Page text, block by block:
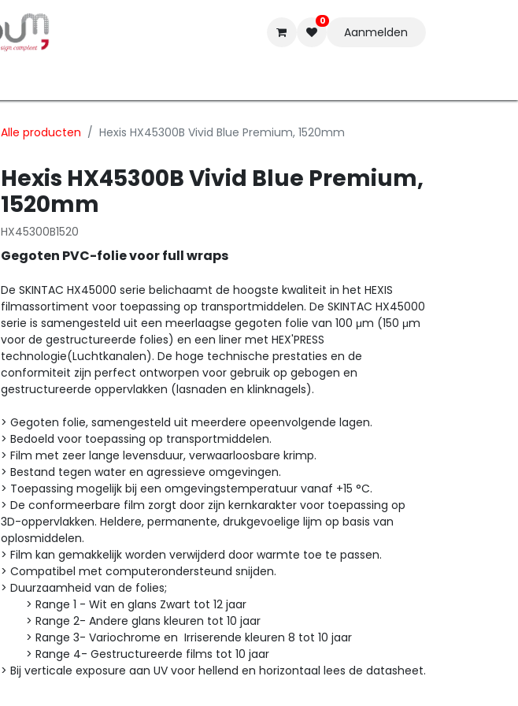
0
Aanmelden
Alle producten Hexis HX45300B Vivid Blue Premium, 1520mm
Hexis HX45300B Vivid Blue Premium,
1520mm
HX45300B1520
Gegoten PVC-folie voor full wraps
De SKINTAC HX45000 serie belichaamt de hoogste kwaliteit in het HEXIS
filmassortiment voor toepassing op transportmiddelen. De SKINTAC HX45000
serie is samengesteld uit een meerlaagse gegoten folie van 100 μm (150 μm
voor de gestructureerde folies) en een liner met HEX'PRESS
technologie(Luchtkanalen). De hoge technische prestaties en de
conformiteit zijn perfect ontworpen voor gebruik op gebogen en
gestructureerde oppervlakken (lasnaden en klinknagels).
> Gegoten folie, samengesteld uit meerdere opeenvolgende lagen.
> Bedoeld voor toepassing op transportmiddelen.
> Film met zeer lange levensduur, verwaarloosbare krimp.
> Bestand tegen water en agressieve omgevingen.
> Toepassing mogelijk bij een omgevingstemperatuur vanaf +15 °C.
> De conformeerbare film zorgt door zijn kernkarakter voor toepassing op
3D-oppervlakken. Heldere, permanente, drukgevoelige lijm op basis van
oplosmiddelen.
> Film kan gemakkelijk worden verwijderd door warmte toe te passen.
> Compatibel met computerondersteund snijden.
> Duurzaamheid van de folies;
> Range 1 - Wit en glans Zwart tot 12 jaar
> Range 2- Andere glans kleuren tot 10 jaar
> Range 3- Variochrome en Irriserende kleuren 8 tot 10 jaar
> Range 4- Gestructureerde films tot 10 jaar
> Bij verticale exposure aan UV voor hellend en horizontaal lees de datasheet.